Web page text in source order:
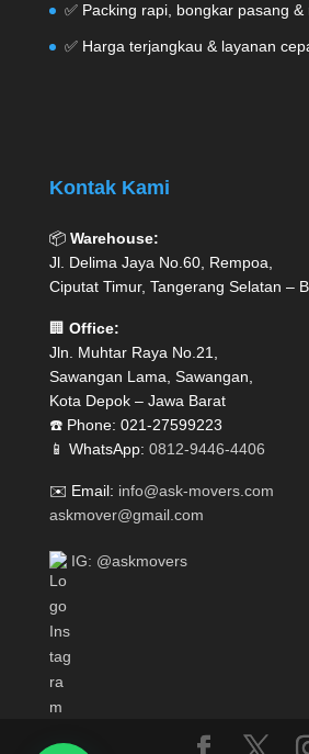
✅ Packing rapi, bongkar pasang &
✅ Harga terjangkau & layanan
Kontak Kami
📦 Warehouse:
Jl. Delima Jaya No.60, Rempoa,
Ciputat Timur, Tangerang Selatan –
🏢 Office:
Jln. Muhtar Raya No.21,
Sawangan Lama, Sawangan,
Kota Depok – Jawa Barat
☎️ Phone: 021-27599223
📱 WhatsApp: 0812-9446-4406
✉️ Email: info@ask-movers.com
askmover@gmail.com
IG: @askmovers